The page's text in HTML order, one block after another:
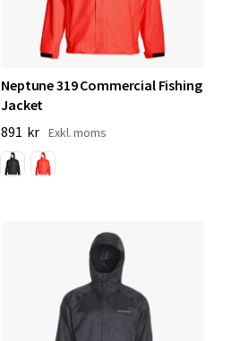
Neptune 319 Commercial Fishing
Jacket
891 kr